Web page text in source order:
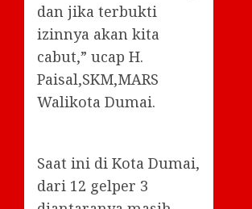
dan jika terbukti
izinnya akan kita
cabut,” ucap H.
Paisal,SKM,MARS
Walikota Dumai.
Saat ini di Kota Dumai,
dari 12 gelper 3